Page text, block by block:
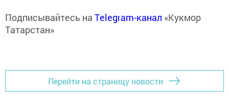
Подписывайтесь на Telegram-канал «Кукмор
Татарстан»
Перейти на страницу новости